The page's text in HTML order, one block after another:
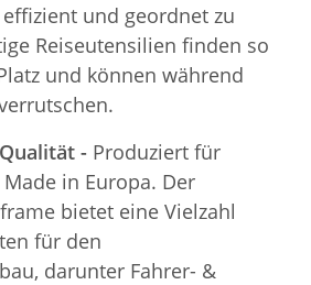
und geordnet zu
Reiseutensilien finden so
und können während
- Produziert für
in Europa. Der
bietet eine Vielzahl
für den
darunter Fahrer- &